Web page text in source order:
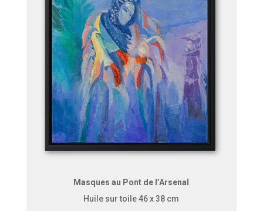
Masques au Pont de l’Arsenal
Huile sur toile 46 x 38 cm